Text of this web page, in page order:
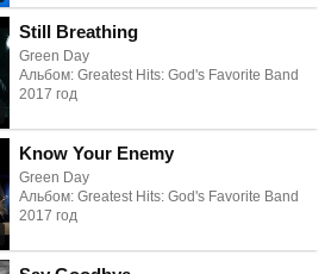
Still Breathing
Green Day
Альбом: Greatest Hits: God's Favorite Band
2017 год
Know Your Enemy
Green Day
Альбом: Greatest Hits: God's Favorite Band
2017 год